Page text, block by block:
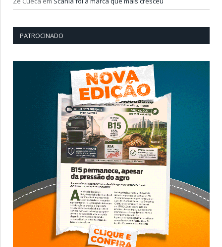
PATROCINADO